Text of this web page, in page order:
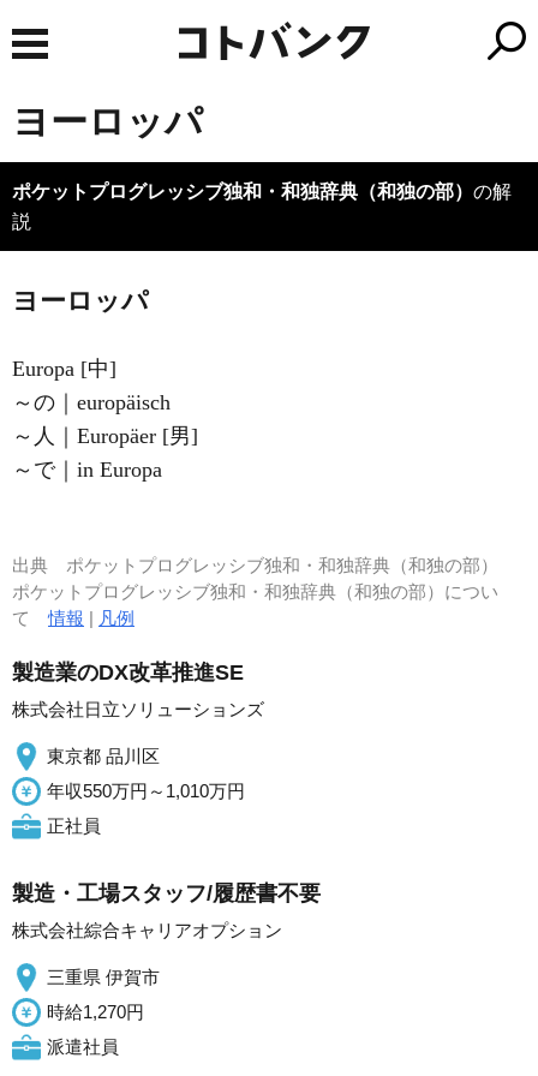
ヨーロッパ
ポケットプログレッシブ独和・和独辞典（和独の部） の解
説
ヨーロッパ
Europa [中]
～の｜europäisch
～人｜Europäer [男]
～で｜in Europa
出典 ポケットプログレッシブ独和・和独辞典（和独の部）
ポケットプログレッシブ独和・和独辞典（和独の部）につい
て情報 | 凡例
製造業のDX改革推進SE
株式会社日立ソリューションズ
東京都 品川区
年収550万円～1,010万円
正社員
製造・工場スタッフ/履歴書不要
株式会社綜合キャリアオプション
三重県 伊賀市
時給1,270円
派遣社員